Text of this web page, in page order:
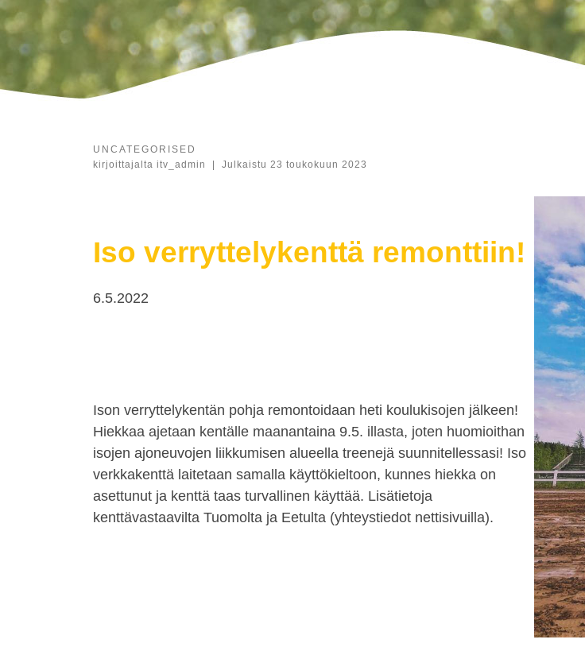
UNCATEGORISED
kirjoittajalta itv_admin Julkaistu 23 toukokuun 2023
Iso verryttelykenttä remonttiin!
6.5.2022
Ison verryttelykentän pohja remontoidaan heti koulukisojen jälkeen!
Hiekkaa ajetaan kentälle maanantaina 9.5. illasta, joten huomioithan
isojen ajoneuvojen liikkumisen alueella treenejä suunnitellessasi! Iso
verkkakenttä laitetaan samalla käyttökieltoon, kunnes hiekka on
asettunut ja kenttä taas turvallinen käyttää. Lisätietoja
kenttävastaavilta Tuomolta ja Eetulta (yhteystiedot nettisivuilla).